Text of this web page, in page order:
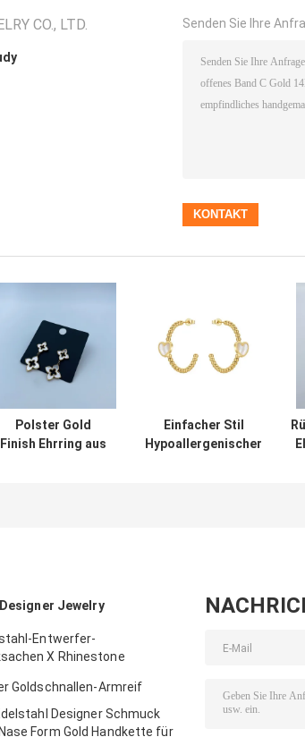
CO., LTD. Senden Sie Ihre
Polster Gold
Finish Ehrring aus
Einfacher Stil
Hypoallergenischer
Jewelry
Entwerfer-
X Rhinestone
Goldschnallen-Armreif
Designer Schmuck
Form Gold Handkette für